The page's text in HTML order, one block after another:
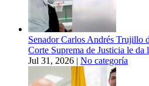
Senador Carlos Andrés Trujillo
Corte Suprema de Justicia le da
Jul 31, 2026 | No categoría